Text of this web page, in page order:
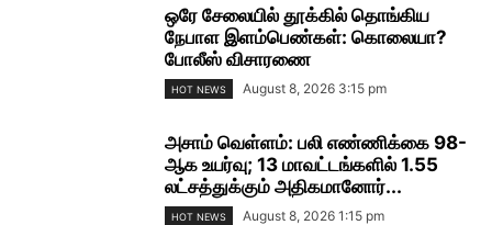
ஒரே சேலையில் தூக்கில் தொங்கிய
நேபாள இளம்பெண்கள்: கொலையா?
போலீஸ் விசாரணை
HOT NEWS August 8, 2026 3:15 pm
அசாம் வெள்ளம்: பலி எண்ணிக்கை 98-
ஆக உயர்வு; 13 மாவட்டங்களில் 1.55
லட்சத்துக்கும் அதிகமானோர்...
HOT NEWS August 8, 2026 1:15 pm